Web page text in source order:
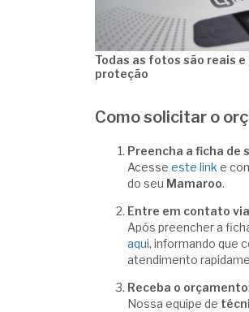
Todas as fotos são reais
proteção
Como solicitar o
Preencha a ficha de
Acesse este link e
do seu Mamaroo.
Entre em contato
Após preencher a
aqui, informando que
atendimento
Receba o orçamento:
Nossa equipe de